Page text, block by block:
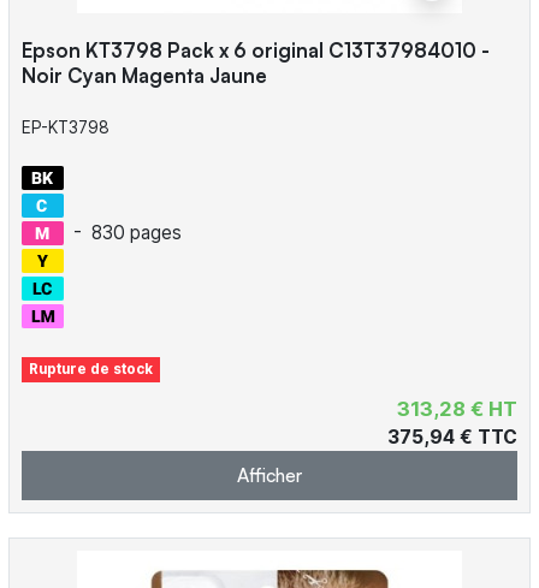
Epson KT3798 Pack x 6 original C13T37984010 -
Noir Cyan Magenta Jaune
EP-KT3798
- 830 pages
Rupture de stock
313,28 € HT
375,94 € TTC
Afficher